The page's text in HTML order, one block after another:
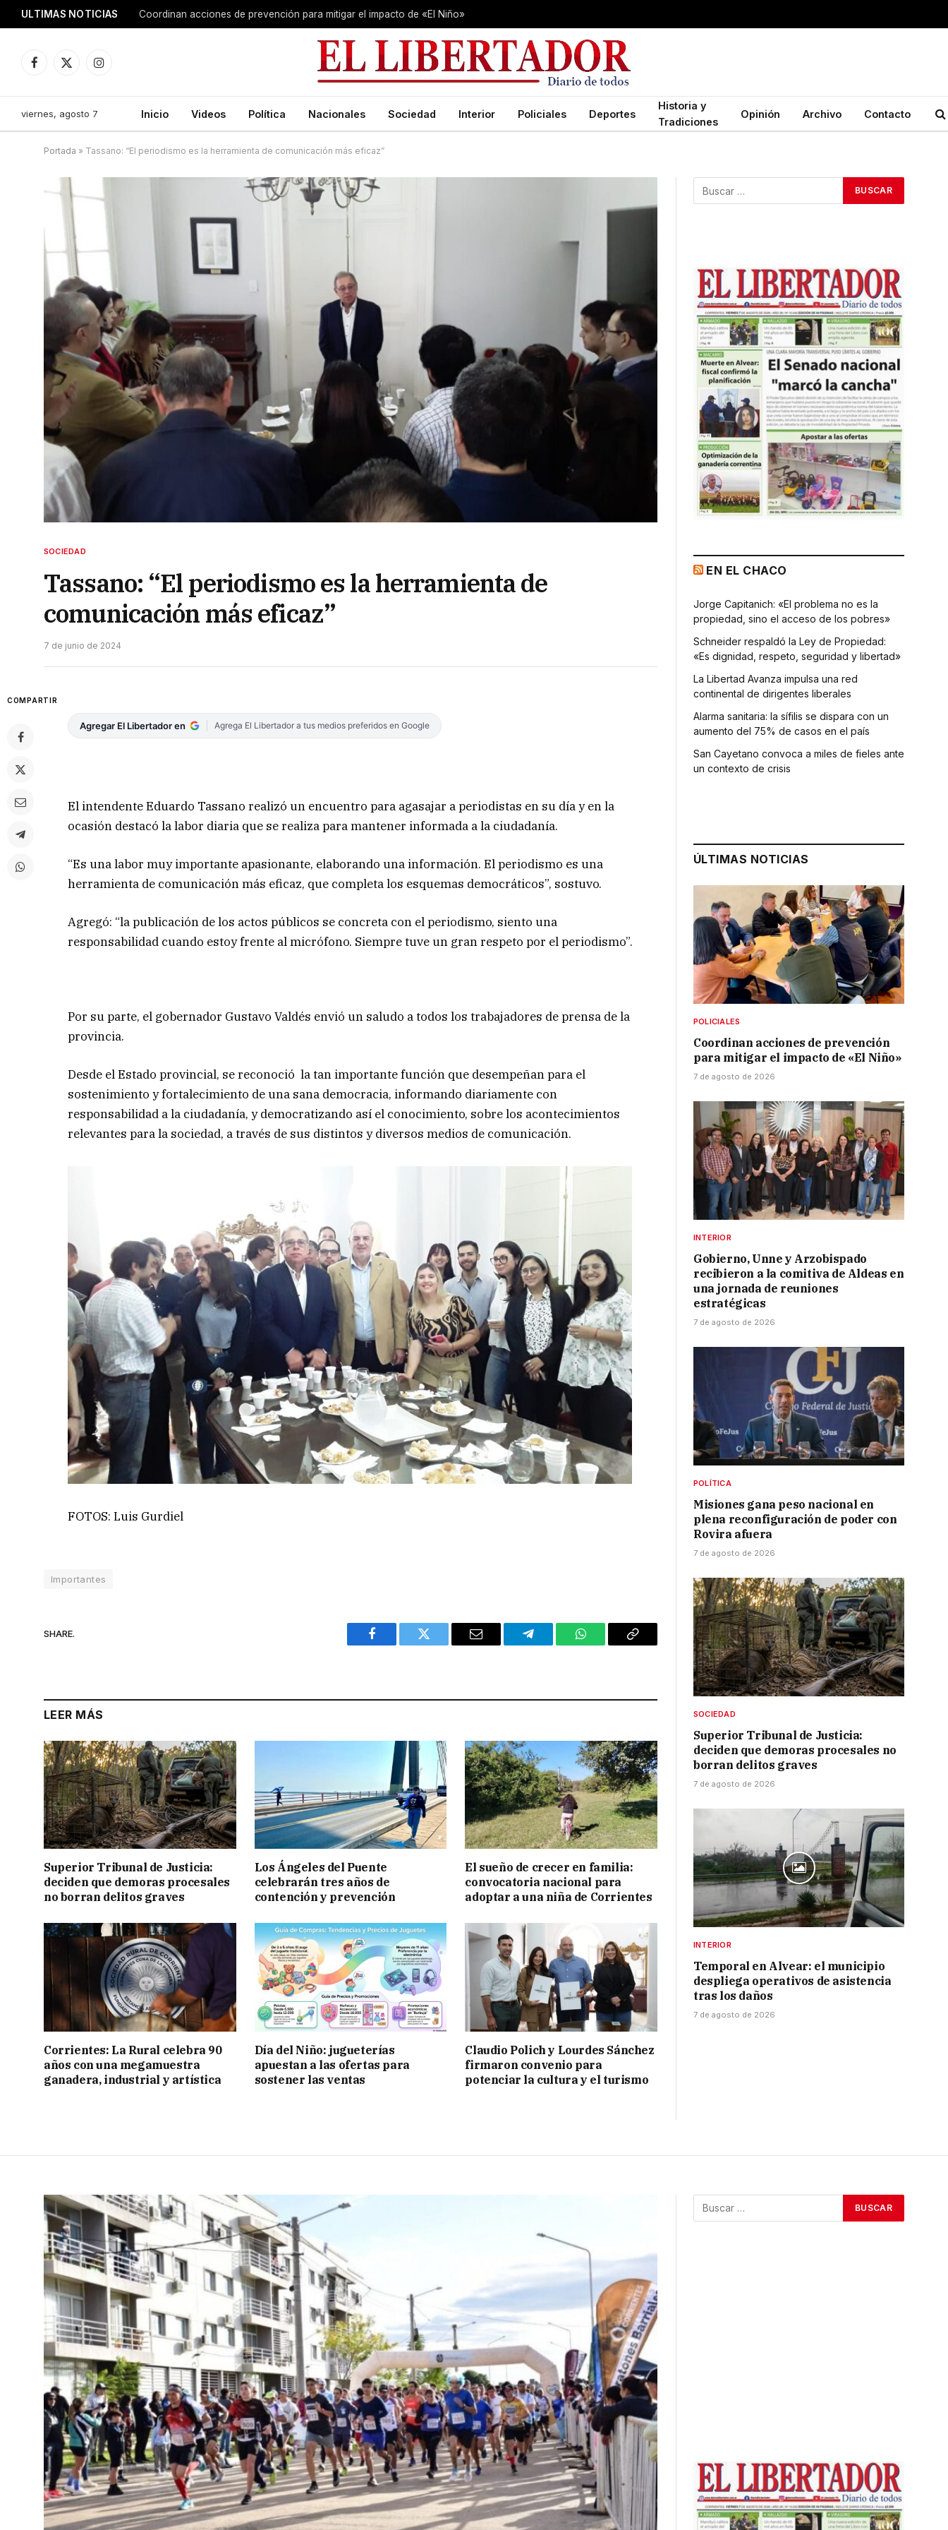
ULTIMAS NOTICIAS Coordinan acciones de prevención para mitigar el impacto de «El Niño»
Facebook
X
Instagram
viernes, agosto 7 Inicio Videos Política Nacionales Sociedad Interior Policiales Deportes
Historia y
Tradiciones
Opinión Archivo Contacto
Portada » Tassano: “El periodismo es la herramienta de comunicación más eficaz”
SOCIEDAD
Tassano: “El periodismo es la herramienta de
comunicación más eficaz”
7 de junio de 2024
COMPARTIR
Agregar El Libertador en Agrega El Libertador a tus medios preferidos en Google
El intendente Eduardo Tassano realizó un encuentro para agasajar a periodistas en su día y en la
ocasión destacó la labor diaria que se realiza para mantener informada a la ciudadanía.
“Es una labor muy importante apasionante, elaborando una información. El periodismo es una
herramienta de comunicación más eficaz, que completa los esquemas democráticos”, sostuvo.
Agregó: “la publicación de los actos públicos se concreta con el periodismo, siento una
responsabilidad cuando estoy frente al micrófono. Siempre tuve un gran respeto por el periodismo”.
Por su parte, el gobernador Gustavo Valdés envió un saludo a todos los trabajadores de prensa de la
provincia.
Desde el Estado provincial, se reconoció la tan importante función que desempeñan para el
sostenimiento y fortalecimiento de una sana democracia, informando diariamente con
responsabilidad a la ciudadanía, y democratizando así el conocimiento, sobre los acontecimientos
relevantes para la sociedad, a través de sus distintos y diversos medios de comunicación.
FOTOS: Luis Gurdiel
Importantes
SHARE.
Facebook Twitter Email Telegram WhatsAppCopy
LEER MÁS
Superior Tribunal de Justicia:
deciden que demoras procesales
no borran delitos graves
Los Ángeles del Puente
celebrarán tres años de
contención y prevención
El sueño de crecer en familia:
convocatoria nacional para
adoptar a una niña de Corrientes
Corrientes: La Rural celebra 90
años con una megamuestra
ganadera, industrial y artística
Día del Niño: jugueterías
apuestan a las ofertas para
sostener las ventas
Claudio Polich y Lourdes Sánchez
firmaron convenio para
potenciar la cultura y el turismo
EN EL CHACO
Jorge Capitanich: «El problema no es la
propiedad, sino el acceso de los pobres»
Schneider respaldó la Ley de Propiedad:
«Es dignidad, respeto, seguridad y libertad»
La Libertad Avanza impulsa una red
continental de dirigentes liberales
Alarma sanitaria: la sífilis se dispara con un
aumento del 75% de casos en el país
San Cayetano convoca a miles de fieles ante
un contexto de crisis
ÚLTIMAS NOTICIAS
POLICIALES
Coordinan acciones de prevención
para mitigar el impacto de «El Niño»
7 de agosto de 2026
INTERIOR
Gobierno, Unne y Arzobispado
recibieron a la comitiva de Aldeas en
una jornada de reuniones
estratégicas
7 de agosto de 2026
POLÍTICA
Misiones gana peso nacional en
plena reconfiguración de poder con
Rovira afuera
7 de agosto de 2026
SOCIEDAD
Superior Tribunal de Justicia:
deciden que demoras procesales no
borran delitos graves
7 de agosto de 2026
INTERIOR
Temporal en Alvear: el municipio
despliega operativos de asistencia
tras los daños
7 de agosto de 2026